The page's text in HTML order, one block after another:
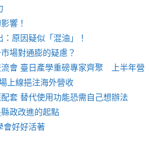
響！
原因疑似「混油」！
場對通膨的疑慮？
會 臺日產學重磅專家齊聚 上半年營
上線挹注海外營收
套 替代使用功能恐需自己想辦法
政改進的起點
會好好活著